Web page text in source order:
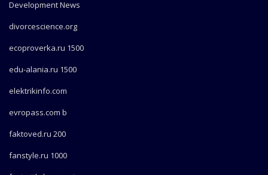
Development News
divorcescience.org
ecoproverka.ru 1500
edu-alania.ru 1500
elektrikinfo.com
evropass.com b
faktoved.ru 200
fanstyle.ru 1000